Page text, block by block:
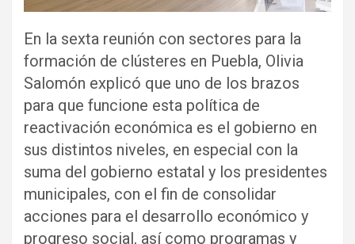
En la sexta reunión con sectores para la
formación de clústeres en Puebla, Olivia
Salomón explicó que uno de los brazos
para que funcione esta política de
reactivación económica es el gobierno en
sus distintos niveles, en especial con la
suma del gobierno estatal y los presidentes
municipales, con el fin de consolidar
acciones para el desarrollo económico y
progreso social, así como programas y